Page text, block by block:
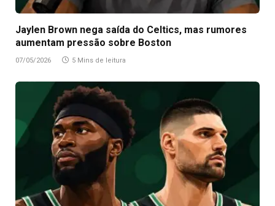
Jaylen Brown nega saída do Celtics, mas rumores
aumentam pressão sobre Boston
07/05/2026 5 Mins de leitura